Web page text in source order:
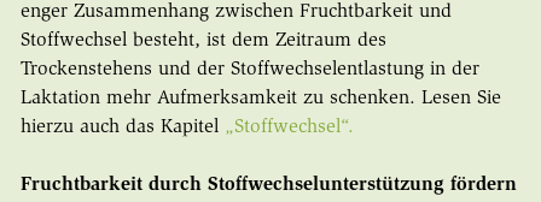
enger Zusammenhang zwischen Fruchtbarkeit und
Stoffwechsel besteht, ist dem Zeitraum des
Trockenstehens und der Stoffwechselentlastung in der
Laktation mehr Aufmerksamkeit zu schenken. Lesen Sie
hierzu auch das Kapitel „Stoffwechsel“.
Fruchtbarkeit durch Stoffwechselunterstützung fördern